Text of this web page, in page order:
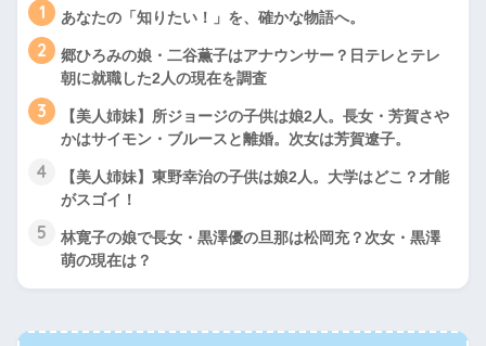
1 あなたの「知りたい！」を、確かな物語へ。
2
郷ひろみの娘・二谷薫子はアナウンサー？日テレとテレ
朝に就職した2人の現在を調査
3
【美人姉妹】所ジョージの子供は娘2人。長女・芳賀さや
かはサイモン・ブルースと離婚。次女は芳賀遼子。
4
【美人姉妹】東野幸治の子供は娘2人。大学はどこ？才能
がスゴイ！
5
林寛子の娘で長女・黒澤優の旦那は松岡充？次女・黒澤
萌の現在は？